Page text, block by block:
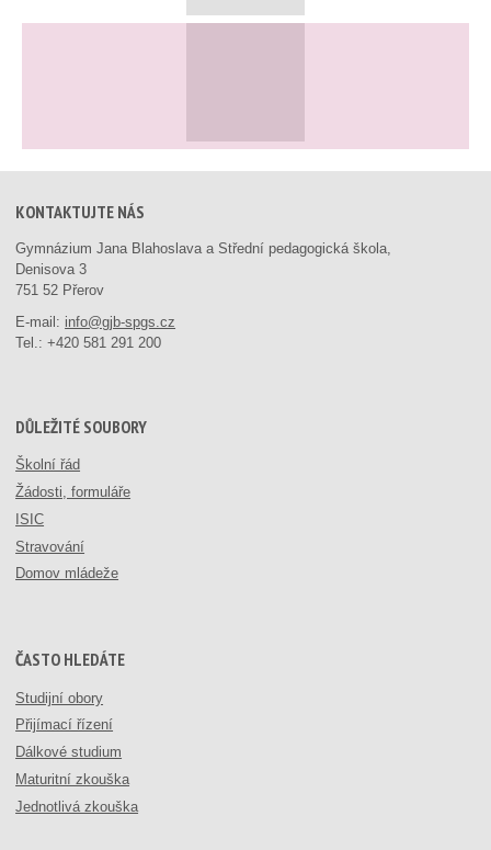
KONTAKTUJTE NÁS
Gymnázium Jana Blahoslava a Střední pedagogická škola,
Denisova 3
751 52 Přerov
E-mail: info@gjb-spgs.cz
Tel.:+420 581 291 200
DŮLEŽITÉ SOUBORY
Školní řád
Žádosti, formuláře
ISIC
Stravování
Domov mládeže
ČASTO HLEDÁTE
Studijní obory
Přijímací řízení
Dálkové studium
Maturitní zkouška
Jednotlivá zkouška